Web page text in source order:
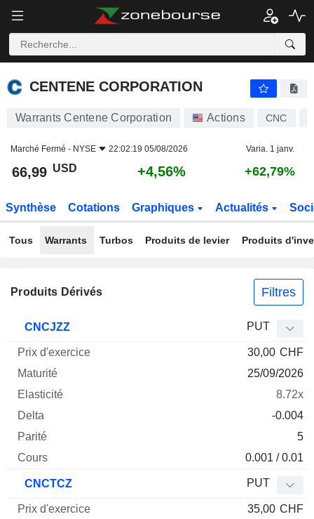
CENTENE CORPORATION
CENTENE CORPORATION
Warrants Centene Corporation Actions CNC
Marché Fermé - NYSE 22:02:19 05/08/2026 Varia. 1 janv.
66,99 USD +4,56% +62,79%
Synthèse Cotations Graphiques Actualités
Tous Warrants Turbos Produits de levier Produits
Produits Dérivés Filtres
Mnemo Type
Parité
CNCJZZ PUT
30,00 CHF
25/09/2026
8.72x
-0.004
5
0.001 / 0.01
CNCTCZ PUT
35,00 CHF